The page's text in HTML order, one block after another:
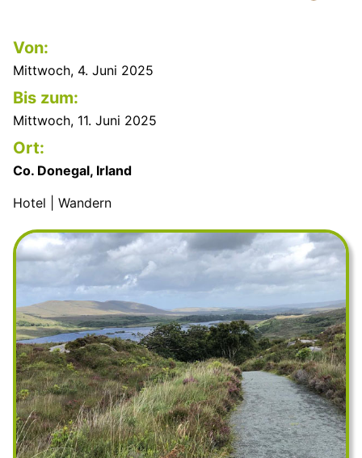
Von:
Mittwoch, 4. Juni 2025
Bis zum:
Mittwoch, 11. Juni 2025
Ort:
Co. Donegal, Irland
Hotel | Wandern